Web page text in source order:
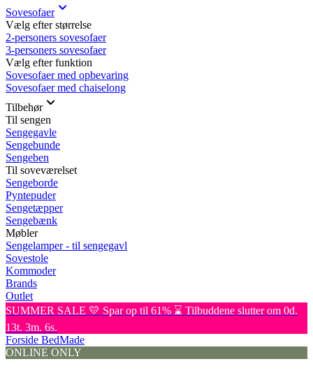
Sovesofaer
Vælg efter størrelse
2-personers sovesofaer
3-personers sovesofaer
Vælg efter funktion
Sovesofaer med opbevaring
Sovesofaer med chaiselong
Tilbehør
Til sengen
Sengegavle
Sengebunde
Sengeben
Til soveværelset
Sengeborde
Pyntepuder
Sengetæpper
Sengebænk
Møbler
Sengelamper - til sengegavl
Sovestole
Kommoder
Brands
Outlet
SUMMER SALE 💛 Spar op til 61% ⌛ Tilbuddene slutter om 0d.
13t. 3m. 6s.
Forside BedMade
ONLINE ONLY